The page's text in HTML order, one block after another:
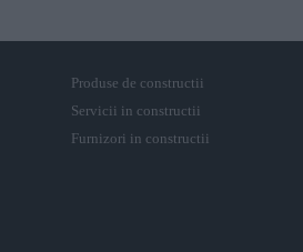
Produse de constructii
Servicii in constructii
Furnizori in constructii